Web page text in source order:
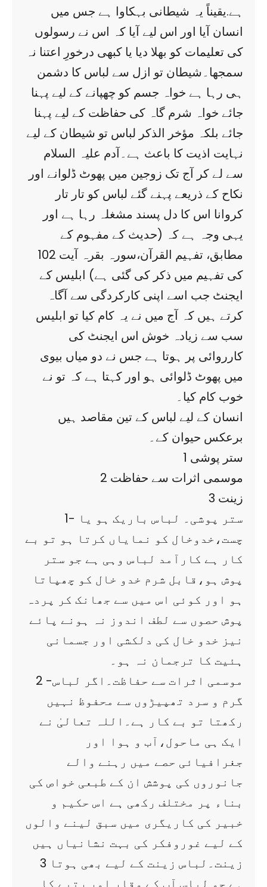
ہے.یقیناً یہ شیطانی بہکاوا ہے جس میں
انسان آیا اور اس لیے آیا کہ اس نے رسولوں
کی تعلیمات کو بھلا دیا یا کبھی درخورِ اعتنا نہ
سمجھا۔شیطان تو ازل سے لباس کا دشمن
ہی رہا ہے خواہ جسم کو چھپانے کے لیے پہنا
جائے خواہ شرم گاہ کی حفاظت کے لیے پہنا
جائے بلکہ مؤخر الذکر لباس تو شیطان کے لیے
نہایت اذیت کا باعث ہے۔آدم علیہ السلام
سے لے کر آج تک زوجین میں پھوٹ ڈلوانے اور
نکاح کے ذریعے پہنے گئے لباس کو تار تار
کروانا اس کا دل پسند مشغلہ رہا ہے اور
یہی وجہ ہے کہ (حدیث کے مفہوم کے
مطابق، تفہیم القرآن،سورہ بقرہ آیت 102
کی تفہیم میں ذکر کی گئی ہے) ابلیس کے
ایجنٹ جب اسے اپنی کارکردگی سے آگاہ
کرتے ہیں کہ آج میں نے یہ کام کیا تو ابلیس
سب سے زیادہ خوش اس ایجنٹ کی
کارروائی پر ہوتا ہے جس نے دو میاں بیوی
میں پھوٹ ڈلوائی ہو اور کہتا ہے کہ تو نے
خوب کام کیا۔
انسان کے لیے لباس کے تین مقاصد ہیں
برعکس حیوان کے۔
1 ستر پوشی
2 موسمی اثرات سے حفاظت
3 زینت
1- ستر پوشی۔ لباس باریک ہو یا
چست،خدوخال کو نمایاں کرتا ہو تو بے
کار ہے کارآمد لباس وہی ہے جو ستر
پوش ہو،قابل شرم خدو خال کو چھپاتا
ہو اور کوئی اس میں سے جھانک کر پردہ
پوش حصوں سے لطف اندوز نہ ہونے پائے
نیز خدو خال کی دلکشی اور جسمانی
ہئیت کا ترجمان نہ ہو۔
2 -موسمی اثرات سے حفاظت۔اگر لباس
گرم و سرد تھپیڑوں سے محفوظ نہیں
رکھتا تو بے کار ہے۔اللہ تعالیٰ نے
ایک ہی ماحول،آب و ہوا اور
جغرافیائی حصے میں رہنے والے
جانوروں کی پوشش ان کے طبعی خواص کی
بناء پر مختلف رکھی ہے اس حکیم و
خبیر کی کاریگری میں سبق لینے والوں
کے لیے غوروفکر کی بہت نشانیاں ہیں
3 زینت۔لباس زینت کے لیے بھی ہوتا
ہے جو لباس آپ کے وقار اور رتبے کا